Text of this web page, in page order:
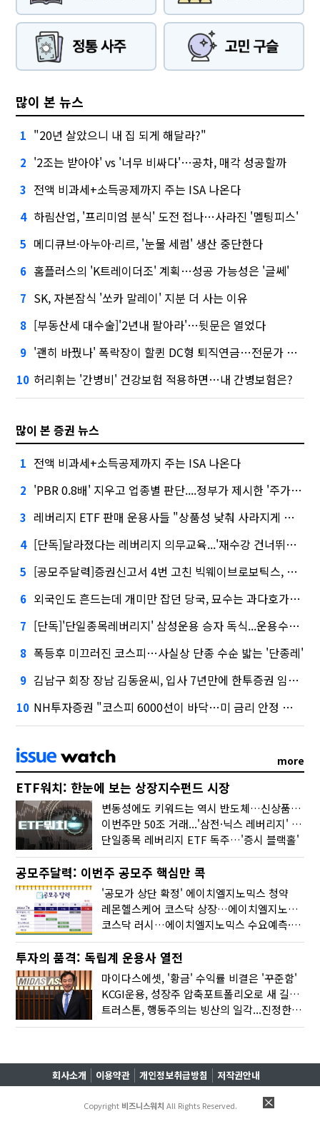
많이 본 뉴스
1 "20년 살았으니 내 집 되게 해달라?"
2 '2조는 받아야' vs '너무 비싸다'…공차, 매각 성공할까
3 전액 비과세+소득공제까지 주는 ISA 나온다
4 하림산업, '프리미엄 분식' 도전 접나…사라진 '멜팅피스'
5 메디큐브·아누아·리르, '눈물 세럼' 생산 중단한다
6 홈플러스의 'K트레이더조' 계획…성공 가능성은 '글쎄'
7 SK, 자본잠식 '쏘카 말레이' 지분 더 사는 이유
8 [부동산세 대수술]'2년내 팔아라'…뒷문은 열었다
9 '괜히 바꿨나' 폭락장이 할퀸 DC형 퇴직연금…전문가 조언은
10 허리휘는 '간병비' 건강보험 적용하면…내 간병보험은?
많이 본 증권 뉴스
1 전액 비과세+소득공제까지 주는 ISA 나온다
2 'PBR 0.8배' 지우고 업종별 판단....정부가 제시한 '주가 누르기' 방지법
3 레버리지 ETF 판매 운용사들 "상품성 낮춰 사라지게 해야"…일부 신중론도
4 [단독]달라졌다는 레버리지 의무교육...'재수강 건너뛰기' 허점
5 [공모주달력]증권신고서 4번 고친 빅웨이브로보틱스, 수요예측
6 외국인도 흔드는데 개미만 잡던 당국, 묘수는 과다호가부담금?
7 [단독]'단일종목레버리지' 삼성운용 승자 독식...운용수익 미래에셋의 6배
8 폭등후 미끄러진 코스피…사실상 단종 수순 밟는 '단종레'
9 김남구 회장 장남 김동윤씨, 입사 7년만에 한투증권 임원 승진
10 NH투자증권 "코스피 6000선이 바닥…미 금리 안정 후 추가 회복"
more
ETF워치: 한눈에 보는 상장지수펀드 시장
변동성에도 키워드는 역시 반도체…신상품은 우주·방산
이번주만 50조 거래...'삼전·닉스 레버리지' 수익률은 -30%
단일종목 레버리지 ETF 독주…'증시 블랙홀'
공모주달력: 이번주 공모주 핵심만 콕
'공모가 상단 확정' 에이치엘지노믹스 청약
레몬헬스케어 코스닥 상장…에이치엘지노믹스 수요예측
코스닥 러시…에이치엘지노믹스 수요예측·레메디 청약
투자의 품격: 독립계 운용사 열전
마이다스에셋, '황금' 수익률 비결은 '꾸준함'
KCGI운용, 성장주 압축포트폴리오로 새 길을 그리다
트러스톤, 행동주의는 빙산의 일각...진정한 힘은 '주식형 강자'
회사소개 이용약관 개인정보취급방침 저작권안내
Copyright 비즈니스워치 All Rights Reserved.